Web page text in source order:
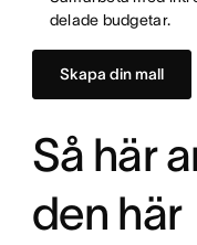
delade budgetar.
Skapa din mall
Så här
den här